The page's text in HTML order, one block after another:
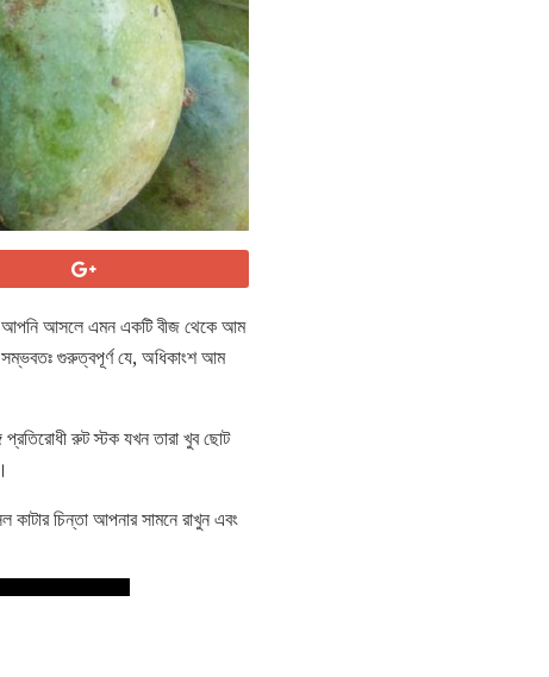
আপনি আসলে এমন একটি বীজ থেকে আম
গুরুত্বপূর্ণ যে, অধিকাংশ আম
রুট স্টক যখন তারা খুব ছোট
চিন্তা আপনার সামনে রাখুন এবং